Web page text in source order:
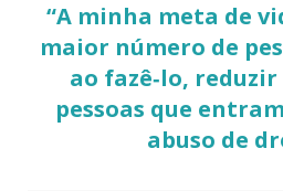
“A minha meta de
maior número de
ao fazê‑lo,
pessoas que
abuso de